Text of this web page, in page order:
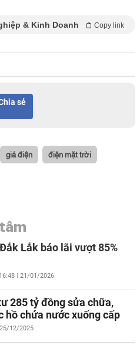
& Kinh Doanh Copy link
sẻ
giá điện điện mặt trời
Lắk báo lãi vượt 85%
16:48 | 21/01/2026
285 tỷ đồng sửa chữa,
hồ chứa nước xuống cấp
12/2025